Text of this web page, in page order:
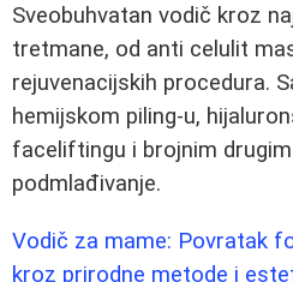
Sveobuhvatan vodič kroz
tretmane, od anti celulit
rejuvenacijskih procedura.
hemijskom piling-u,
faceliftingu i brojnim
podmlađivanje.
Vodič za mame: Povratak
kroz prirodne metode i